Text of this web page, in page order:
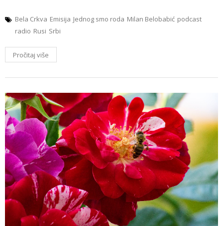
Bela Crkva Emisija Jednog smo roda Milan Belobabić podcast
radio Rusi Srbi
Pročitaj više